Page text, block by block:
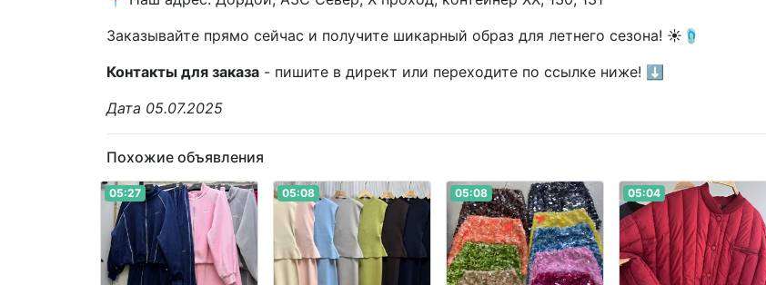
Заказывайте прямо сейчас и получите шикарный образ для летнего сезона! ☀️🩴
Контакты для заказа - пишите в директ или переходите по ссылке ниже! ⬇️
Дата 05.07.2025
Похожие объявления
05:27 05:08 05:08 05:04